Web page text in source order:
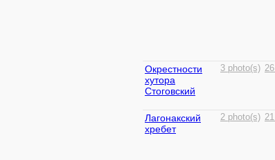
Окрестности
хутора
Стоговский
3 photo(s)
Лагонакский
хребет
2 photo(s)